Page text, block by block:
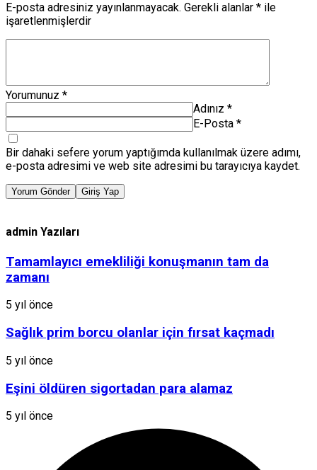
E-posta adresiniz yayınlanmayacak. Gerekli alanlar * ile
işaretlenmişlerdir
Yorumunuz *
Adınız *
E-Posta *
Bir dahaki sefere yorum yaptığımda kullanılmak üzere adımı,
e-posta adresimi ve web site adresimi bu tarayıcıya kaydet.
Yorum Gönder Giriş Yap
admin Yazıları
Tamamlayıcı emekliliği konuşmanın tam da
zamanı
5 yıl önce
Sağlık prim borcu olanlar için fırsat kaçmadı
5 yıl önce
Eşini öldüren sigortadan para alamaz
5 yıl önce